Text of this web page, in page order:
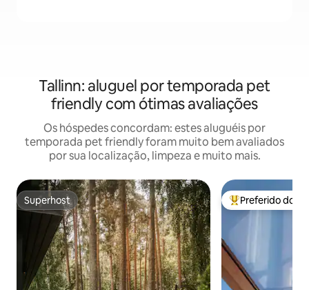
Tallinn: aluguel por temporada pet
friendly com ótimas avaliações
Os hóspedes concordam: estes aluguéis por
temporada pet friendly foram muito bem avaliados
por sua localização, limpeza e muito mais.
Superhost
Superhost Entre os
Preferido dos